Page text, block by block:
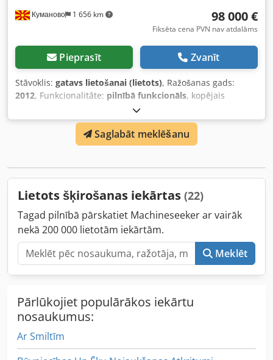
Куманово 1 656 km 98 000 €
Fiksēta cena PVN nav atdalāms
Pieprasīt Zvanīt
Stāvoklis: gatavs lietošanai (lietots), Ražošanas gads:
2012, Funkcionalitāte: pilnībā funkcionāls, kopējais
, kopējais garums:
augstums:1 900 mm, Aprīkojums:dokumentācija /
, Unitec šķirošanas iekārta, šķiro pēc izmēra,
apmēram 1000 kg stundā Dcsdpfx Amjxwmtcjzsk
Saglabāt meklēšanu
Lietots šķirošanas iekārtas (22)
Tagad pilnībā pārskatiet Machineseeker ar vairāk
nekā 200 000 lietotām iekārtām.
Meklēt
Pārlūkojiet populārākos iekārtu
nosaukumus:
Ar Smiltīm